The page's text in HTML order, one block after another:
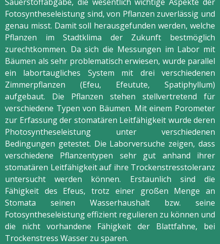
Fotosyntheseleistung sind, von Pflanzen zuverlässig und
genau misst. Damit soll herausgefunden werden, welche
Pflanzen im Stadtklima der Zukunft bestmöglich
zurechtkommen. Da sich die Messungen im Labor mit
Bäumen als sehr problematisch erwiesen, wurde parallel
ein labortaugliches System mit drei verschiedenen
Zimmerpflanzen (Efeu, Efeutute, Spatiphyllum)
aufgebaut. Die Pflanzen stehen stellvertretend für
verschiedene Typen von Bäumen. Mit einem Porometer
zur Erfassung der stomatären Leitfähigkeit wurde deren
Photosyntheseleistung unter verschiedenen
Bedingungen getestet. Die Laborversuche zeigen, dass
verschiedene Pflanzentypen sehr gut anhand ihrer
stomatären Leitfähigkeit auf ihre Trockenstresstoleranz
untersucht werden können. Erstaunlich sind die
Fähigkeit des Efeus, trotz einer großen Menge an
Stomata seinen Wasserhaushalt bzw. seine
Fotosyntheseleistung effizient regulieren zu können und
die nicht vorhandene Fähigkeit der Blattfahne, bei
Trockenstress Wasser zu sparen.